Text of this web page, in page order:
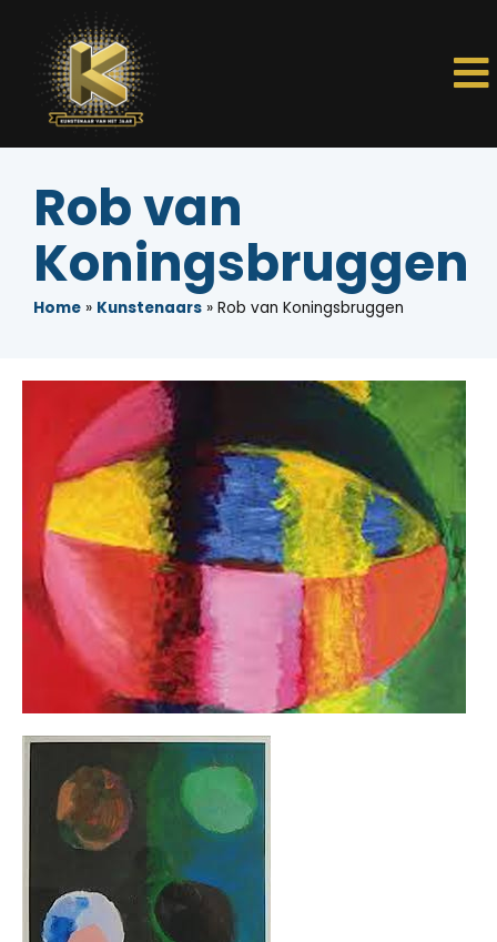
Rob van
Koningsbruggen
Home » Kunstenaars » Rob van Koningsbruggen